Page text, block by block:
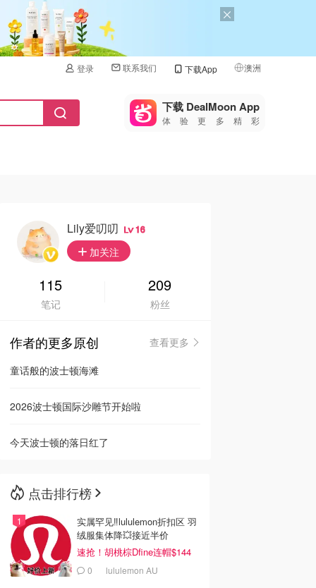
登录 联系我们 下载App 澳洲
🇺🇸
🇨🇳 中国
🇮🇹
🇦🇺
🇳🇿新西兰
下载 DealMoon App
体验更多精彩
Lily爱叨叨 16
加关注
115
笔记
209
粉丝
作者的更多原创
查看更多
童话般的波士顿海滩
2026波士顿国际沙雕节开始啦
今天波士顿的落日红了
点击排行榜
实属罕见‼️lululemon折扣区 羽
绒服集体降💥接近半价
速抢！胡桃棕Dfine连帽$144
0 lululemon AU